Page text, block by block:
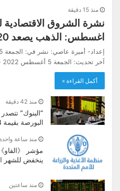
منذ 15 دقيقة
اغسطس: الذهب يصعد 20 جنيها
آخر تحديث: الجمعة 5 أغسطس 2022 -…
أكمل القراءة »
منذ 42 دقيقة
“البنوك”
البورصة بقيمة 1.03 مليار جنيه
منذ ساعة واحدة
مؤشر 《الفاو
ينخفض للشهر
منذ ساعتين